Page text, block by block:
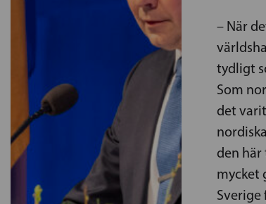
– När
tydligt
Som
det
den här
mycket
Sverige